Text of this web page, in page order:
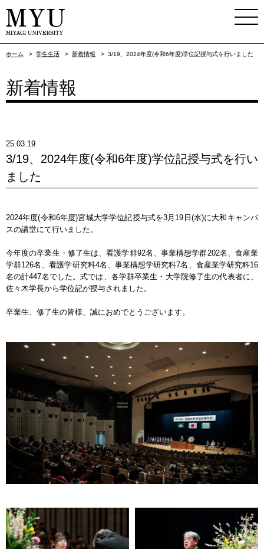
ホーム > 学生生活 > 新着情報 > 3/19、2024年度(令和6年度)学位記授与式を行いました
新着情報
25.03.19
3/19、2024年度(令和6年度)学位記授与式を行い
ました
2024年度(令和6年度)宮城大学学位記授与式を3月19日(水)に大和キャンパ
スの講堂にて行いました。
今年度の卒業生・修了生は、看護学群92名、事業構想学群202名、食産業
学群126名、看護学研究科4名、事業構想学研究科7名、食産業学研究科16
名の計447名でした。式では、各学群卒業生・大学院修了生の代表者に、
佐々木学長から学位記が授与されました。
卒業生、修了生の皆様、誠におめでとうございます。